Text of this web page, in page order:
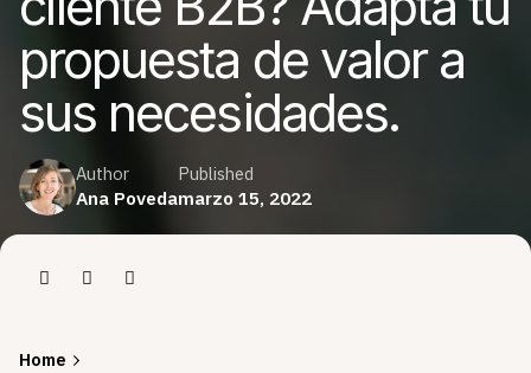
propuesta de valor a
sus necesidades.
Author
Ana Poveda
Published
marzo 15, 2022
Home